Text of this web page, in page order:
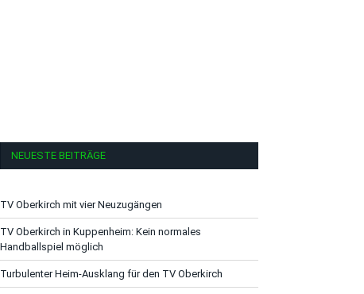
NEUESTE BEITRÄGE
TV Oberkirch mit vier Neuzugängen
TV Oberkirch in Kuppenheim: Kein normales
Handballspiel möglich
Turbulenter Heim-Ausklang für den TV Oberkirch